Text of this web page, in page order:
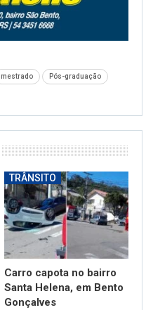
mestrado Pós-graduação
TRÂNSITO
Carro capota no bairro
Santa Helena, em Bento
Gonçalves